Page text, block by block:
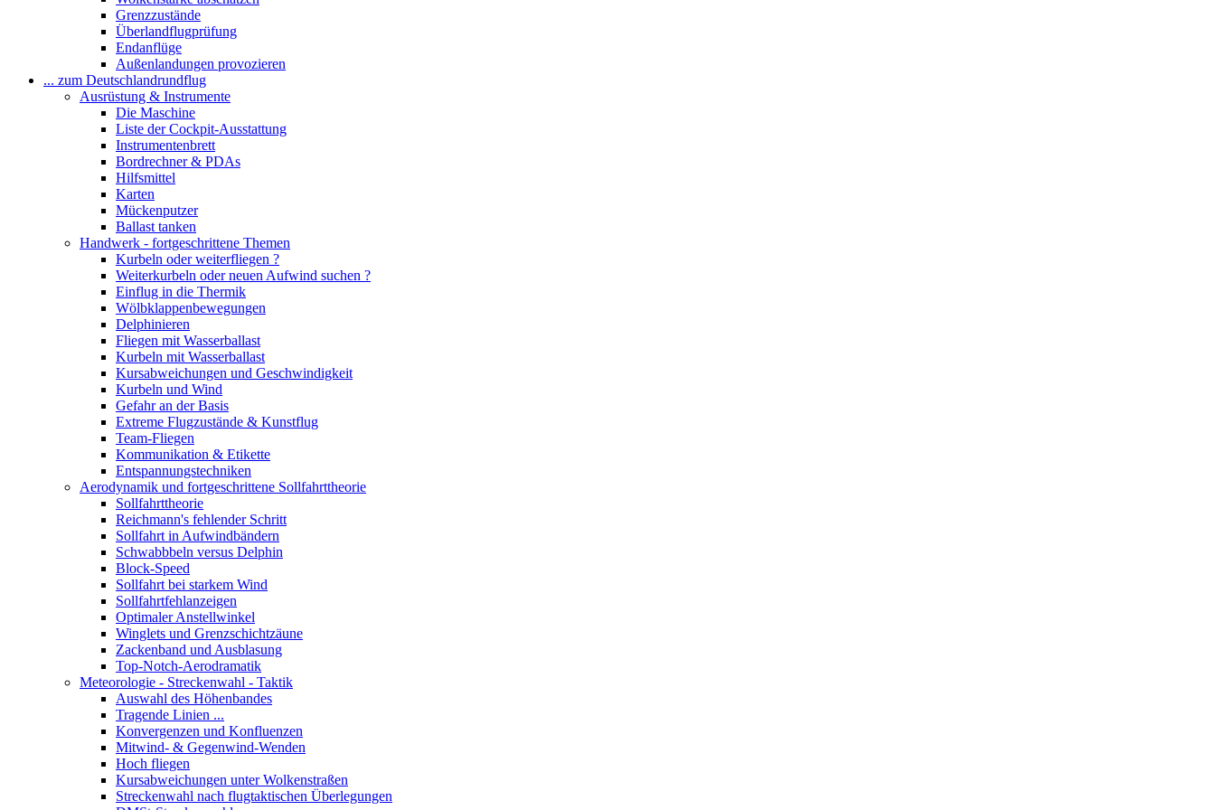
Grenzzustände
Überlandflugprüfung
Endanflüge
Außenlandungen provozieren
... zum Deutschlandrundflug
Ausrüstung & Instrumente
Die Maschine
Liste der Cockpit-Ausstattung
Instrumentenbrett
Bordrechner & PDAs
Hilfsmittel
Karten
Mückenputzer
Ballast tanken
Handwerk - fortgeschrittene Themen
Kurbeln oder weiterfliegen ?
Weiterkurbeln oder neuen Aufwind suchen ?
Einflug in die Thermik
Wölbklappenbewegungen
Delphinieren
Fliegen mit Wasserballast
Kurbeln mit Wasserballast
Kursabweichungen und Geschwindigkeit
Kurbeln und Wind
Gefahr an der Basis
Extreme Flugzustände & Kunstflug
Team-Fliegen
Kommunikation & Etikette
Entspannungstechniken
Aerodynamik und fortgeschrittene Sollfahrttheorie
Sollfahrttheorie
Reichmann's fehlender Schritt
Sollfahrt in Aufwindbändern
Schwabbbeln versus Delphin
Block-Speed
Sollfahrt bei starkem Wind
Sollfahrtfehlanzeigen
Optimaler Anstellwinkel
Winglets und Grenzschichtzäune
Zackenband und Ausblasung
Top-Notch-Aerodramatik
Meteorologie - Streckenwahl - Taktik
Auswahl des Höhenbandes
Tragende Linien ...
Konvergenzen und Konfluenzen
Mitwind- & Gegenwind-Wenden
Hoch fliegen
Kursabweichungen unter Wolkenstraßen
Streckenwahl nach flugtaktischen Überlegungen